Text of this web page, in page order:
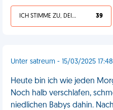
ICH STIMME ZU, DEIN LEBEN IST SCHEISSE 39
Unter satreum - 15/03/2025 17:48
Heute bin ich wie jeden
Noch halb verschlafen,
niedlichen Babys dahin.